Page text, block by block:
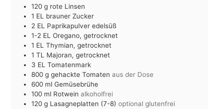
120 g rote Linsen
1 EL brauner Zucker
2 EL Paprikapulver edelsüß
1-2 EL Oregano, getrocknet
1 EL Thymian, getrocknet
1 TL Majoran, getrocknet
3 EL Tomatenmark
800 g gehackte Tomaten aus der Dose
600 ml Gemüsebrühe
100 ml Rotwein alkoholfrei
120 g Lasagneplatten (7-8) optional glutenfrei